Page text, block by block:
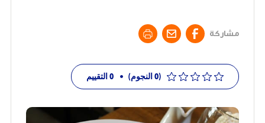
مشاركة
(0 النجوم) •
0التقييم